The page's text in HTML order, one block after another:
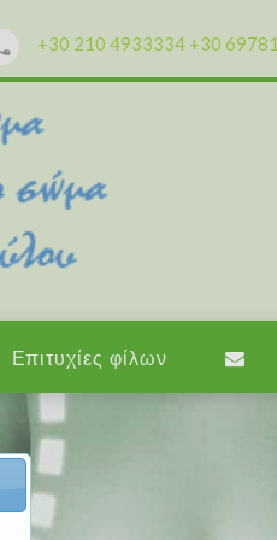
+30 210 4933334 +30
Επιτυχίες φίλων